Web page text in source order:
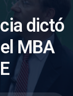
cia dictó
el MBA
E